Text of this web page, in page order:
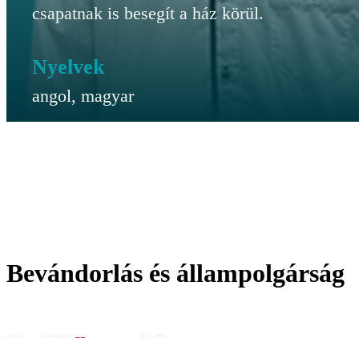
csapatnak is besegít a ház körül.
Nyelvek
angol, magyar
Bevándorlás és állampolgárság